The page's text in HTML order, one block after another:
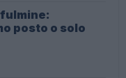
posto o solo